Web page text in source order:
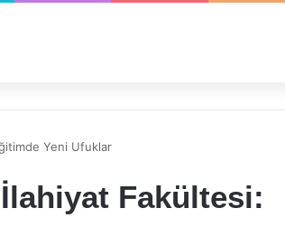
Yeni Ufuklar
Fakültesi: